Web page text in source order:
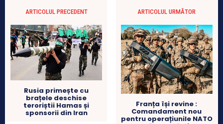
ARTICOLUL PRECEDENT
Rusia primește cu
brațele deschise
teroriștii Hamas și
sponsorii din Iran
ARTICOLUL URMĂTOR
Franța își revine :
Comandament nou
pentru operațiunile NATO